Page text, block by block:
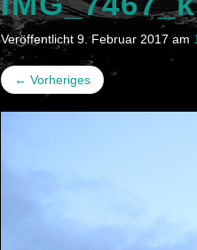
Veröffentlicht 9. Februar 2017 am
← Vorheriges